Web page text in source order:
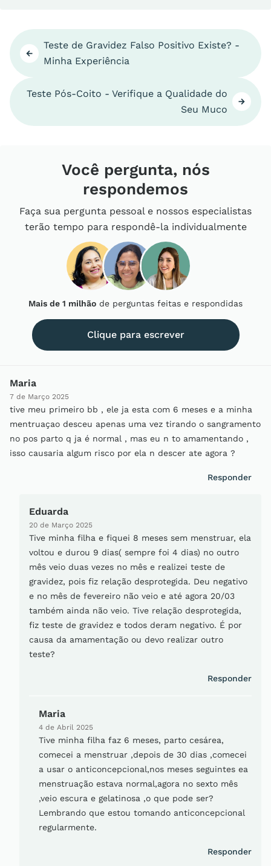
Teste de Gravidez Falso Positivo Existe? -
Minha Experiência
Teste Pós-Coito - Verifique a Qualidade do
Seu Muco
Você pergunta, nós
respondemos
Faça sua pergunta pessoal e nossos especialistas
terão tempo para respondê-la individualmente
Mais de 1 milhão de perguntas feitas e respondidas
Clique para escrever
Maria
7 de Março 2025
tive meu primeiro bb , ele ja esta com 6 meses e a minha
mentruaçao desceu apenas uma vez tirando o sangramento
no pos parto q ja é normal , mas eu n to amamentando ,
isso causaria algum risco por ela n descer ate agora ?
Responder
Eduarda
20 de Março 2025
Tive minha filha e fiquei 8 meses sem menstruar, ela
voltou e durou 9 dias( sempre foi 4 dias) no outro
mês veio duas vezes no mês e realizei teste de
gravidez, pois fiz relação desprotegida. Deu negativo
e no mês de fevereiro não veio e até agora 20/03
também ainda não veio. Tive relação desprotegida,
fiz teste de gravidez e todos deram negativo. É por
causa da amamentação ou devo realizar outro
teste?
Responder
Maria
4 de Abril 2025
Tive minha filha faz 6 meses, parto cesárea,
comecei a menstruar ,depois de 30 dias ,comecei
a usar o anticoncepcional,nos meses seguintes ea
menstruação estava normal,agora no sexto mês
,veio escura e gelatinosa ,o que pode ser?
Lembrando que estou tomando anticoncepcional
regularmente.
Responder